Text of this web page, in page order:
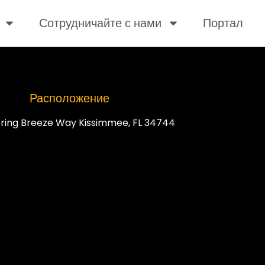
Сотрудничайте с нами Портал
Расположение
Breeze Way Kissimmee, FL 34744